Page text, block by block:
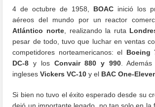
4 de octubre de 1958, BOACinició los
aéreos del mundo por un reactor
Atlántico norte , realizando la ruta
pesar de todo, tuvo que luchar en ventas
competidores norteamericanos: el Boeing
DC-8 y los Convair 880 y 990.
inglesesVickers VC-10 y el BAC One-
Si bien no tuvo el éxito esperado desde su
dejó un importante legado, no tan solo en la